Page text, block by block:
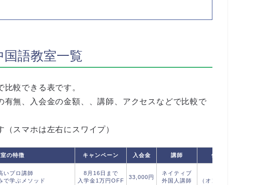
国語教室一覧
較できる表です。
無、入会金の金額、、講師、アクセスなどで比較で
スマホは左右にスワイプ）
の特徴 キャンペーン 入会金 講師 体験レッスン
いプロ講師
で学ぶメソッド
8月16日まで
入学金1万円OFF
33,000円
ネイティブ
外国人講師
（オンライン体験可）